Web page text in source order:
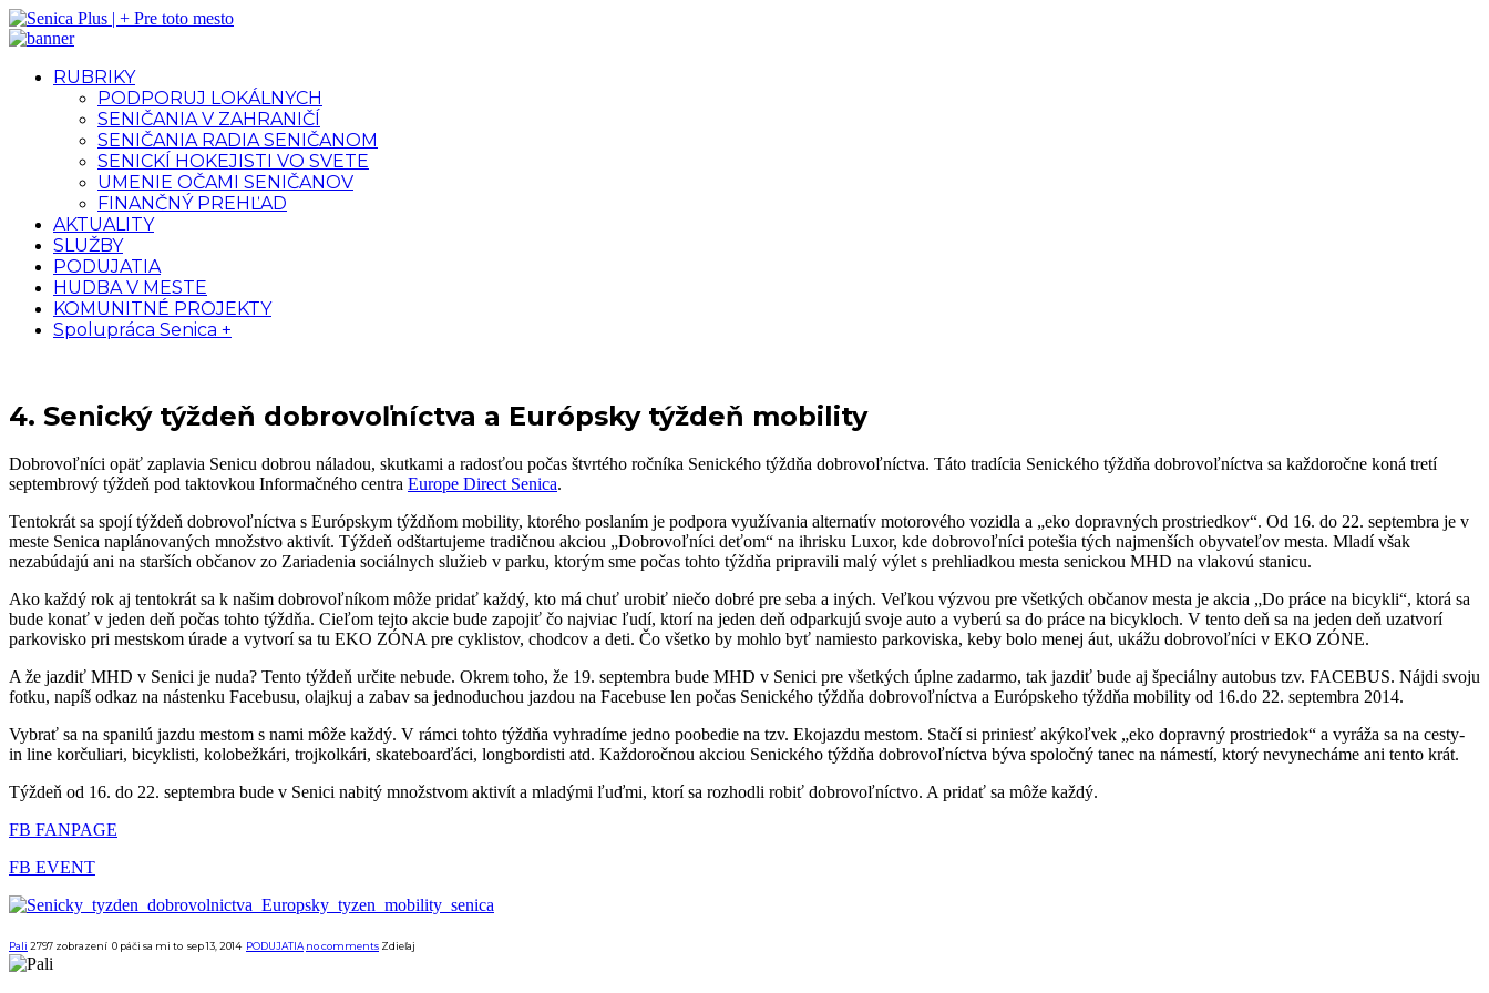
RUBRIKY
PODPORUJ LOKÁLNYCH
SENIČANIA V ZAHRANIČÍ
SENIČANIA RADIA SENIČANOM
SENICKÍ HOKEJISTI VO SVETE
UMENIE OČAMI SENIČANOV
FINANČNÝ PREHĽAD
AKTUALITY
SLUŽBY
PODUJATIA
HUDBA V MESTE
KOMUNITNÉ PROJEKTY
Spolupráca Senica +
4. Senický týždeň dobrovoľníctva a Európsky týždeň mobility
Dobrovoľníci opäť zaplavia Senicu dobrou náladou, skutkami a radosťou počas štvrtého ročníka Senického týždňa dobrovoľníctva. Táto tradícia Senického týždňa dobrovoľníctva sa každoročne koná tretí
septembrový týždeň pod taktovkou Informačného centra Europe Direct Senica.
Tentokrát sa spojí týždeň dobrovoľníctva s Európskym týždňom mobility, ktorého poslaním je podpora využívania alternatív motorového vozidla a „eko dopravných prostriedkov“. Od 16. do 22. septembra je v
meste Senica naplánovaných množstvo aktivít. Týždeň odštartujeme tradičnou akciou „Dobrovoľníci deťom“ na ihrisku Luxor, kde dobrovoľníci potešia tých najmenších obyvateľov mesta. Mladí však
nezabúdajú ani na starších občanov zo Zariadenia sociálnych služieb v parku, ktorým sme počas tohto týždňa pripravili malý výlet s prehliadkou mesta senickou MHD na vlakovú stanicu.
Ako každý rok aj tentokrát sa k našim dobrovoľníkom môže pridať každý, kto má chuť urobiť niečo dobré pre seba a iných. Veľkou výzvou pre všetkých občanov mesta je akcia „Do práce na bicykli“, ktorá sa
bude konať v jeden deň počas tohto týždňa. Cieľom tejto akcie bude zapojiť čo najviac ľudí, ktorí na jeden deň odparkujú svoje auto a vyberú sa do práce na bicykloch. V tento deň sa na jeden deň uzatvorí
parkovisko pri mestskom úrade a vytvorí sa tu EKO ZÓNA pre cyklistov, chodcov a deti. Čo všetko by mohlo byť namiesto parkoviska, keby bolo menej áut, ukážu dobrovoľníci v EKO ZÓNE.
A že jazdiť MHD v Senici je nuda? Tento týždeň určite nebude. Okrem toho, že 19. septembra bude MHD v Senici pre všetkých úplne zadarmo, tak jazdiť bude aj špeciálny autobus tzv. FACEBUS. Nájdi svoju
fotku, napíš odkaz na nástenku Facebusu, olajkuj a zabav sa jednoduchou jazdou na Facebuse len počas Senického týždňa dobrovoľníctva a Európskeho týždňa mobility od 16.do 22. septembra 2014.
Vybrať sa na spanilú jazdu mestom s nami môže každý. V rámci tohto týždňa vyhradíme jedno poobedie na tzv. Ekojazdu mestom. Stačí si priniesť akýkoľvek „eko dopravný prostriedok“ a vyráža sa na cesty-
in line korčuliari, bicyklisti, kolobežkári, trojkolkári, skateboarďáci, longbordisti atd. Každoročnou akciou Senického týždňa dobrovoľníctva býva spoločný tanec na námestí, ktorý nevynecháme ani tento krát.
Týždeň od 16. do 22. septembra bude v Senici nabitý množstvom aktivít a mladými ľuďmi, ktorí sa rozhodli robiť dobrovoľníctvo. A pridať sa môže každý.
FB FANPAGE
FB EVENT
Pali 2797 zobrazení 0 páči sa mi to sep 13, 2014 PODUJATIA no comments Zdieľaj